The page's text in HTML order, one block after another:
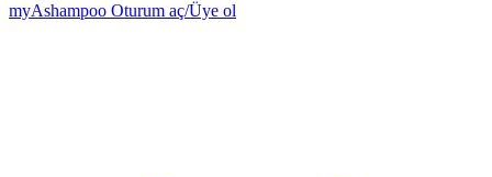
myAshampoo Oturum aç/Üye ol